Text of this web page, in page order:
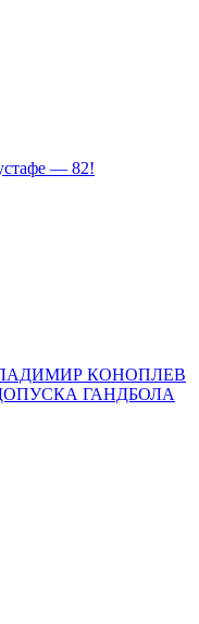
— 82!
КОНОПЛЕВ
ГАНДБОЛА